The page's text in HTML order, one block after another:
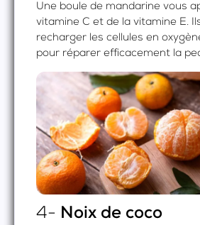
Une boule de mandarine vous
vitamine C et de la vitamine E.
recharger les cellules en
pour réparer efficacement la
4- Noix de coco